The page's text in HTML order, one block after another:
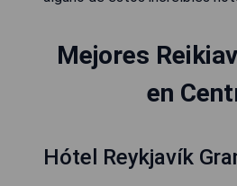
Mejores
en
Hótel Reykjavík